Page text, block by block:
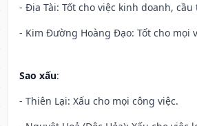
- Địa Tài: Tốt cho việc kinh doanh,
- Kim Đường Hoàng Đạo: Tốt cho mọi
Sao xấu:
- Thiên Lại: Xấu cho mọi công việc.